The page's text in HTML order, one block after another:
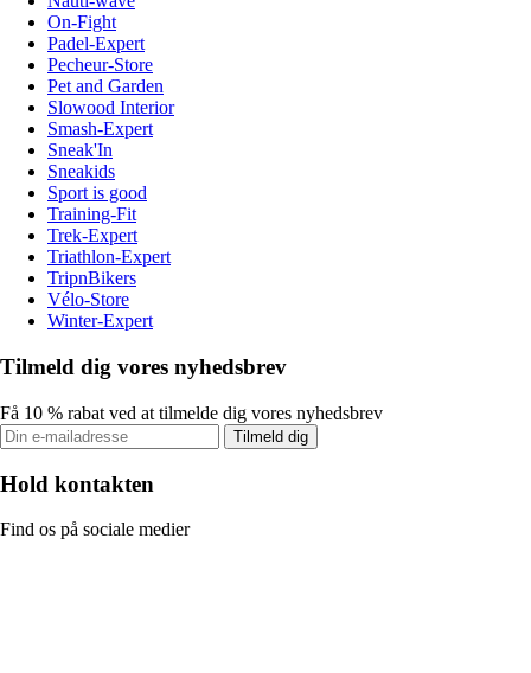
On-Fight
Padel-Expert
Pecheur-Store
Pet and Garden
Slowood Interior
Smash-Expert
Sneak'In
Sneakids
Sport is good
Training-Fit
Trek-Expert
Triathlon-Expert
TripnBikers
Vélo-Store
Winter-Expert
Tilmeld dig vores nyhedsbrev
Få 10 % rabat ved at tilmelde dig vores nyhedsbrev
Tilmeld dig
Hold kontakten
Find os på sociale medier